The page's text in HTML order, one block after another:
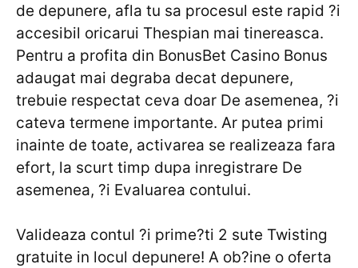
de depunere, afla tu sa procesul este rapid ?i
accesibil oricarui Thespian mai tinereasca.
Pentru a profita din BonusBet Casino Bonus
adaugat mai degraba decat depunere,
trebuie respectat ceva doar De asemenea, ?i
cateva termene importante. Ar putea primi
inainte de toate, activarea se realizeaza fara
efort, la scurt timp dupa inregistrare De
asemenea, ?i Evaluarea contului.
Valideaza contul ?i prime?ti 2 sute Twisting
gratuite in locul depunere! A ob?ine o oferta